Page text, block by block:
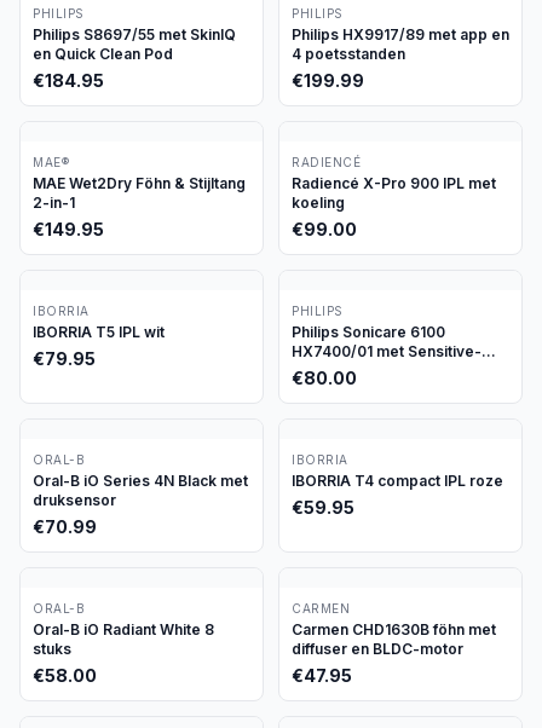
PHILIPS
Philips S8697/55 met SkinIQ
en Quick Clean Pod
€184.95
PHILIPS
Philips HX9917/89 met app en
4 poetsstanden
€199.99
MAE®
MAE Wet2Dry Föhn & Stijltang
2-in-1
€149.95
RADIENCÉ
Radiencé X-Pro 900 IPL met
koeling
€99.00
IBORRIA
IBORRIA T5 IPL wit
€79.95
PHILIPS
Philips Sonicare 6100
HX7400/01 met Sensitive-
stand
€80.00
ORAL-B
Oral-B iO Series 4N Black met
druksensor
€70.99
IBORRIA
IBORRIA T4 compact IPL roze
€59.95
ORAL-B
Oral-B iO Radiant White 8
stuks
€58.00
CARMEN
Carmen CHD1630B föhn met
diffuser en BLDC-motor
€47.95